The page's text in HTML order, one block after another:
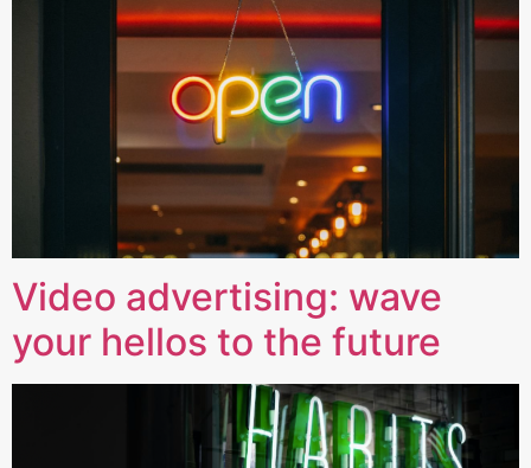
Video advertising: wave
your hellos to the future